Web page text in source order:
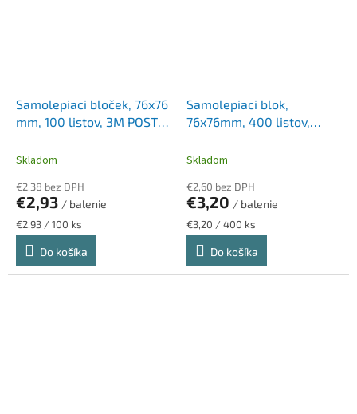
Samolepiaci bloček, 76x76
mm, 100 listov, 3M POSTIT,
Skladom
€2,38 bez DPH
€2,93 / balenie
Jednotková
cena:
€2,93 / 100 ks
Do košíka
Samolepiaci blok,
76x76mm, 400 listov,
Skladom
€2,60 bez DPH
€3,20 / balenie
Jednotková
cena:
€3,20 / 400 ks
Do košíka